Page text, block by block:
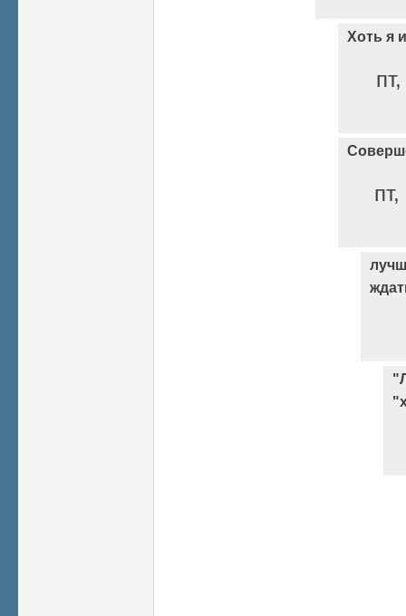
Хоть я